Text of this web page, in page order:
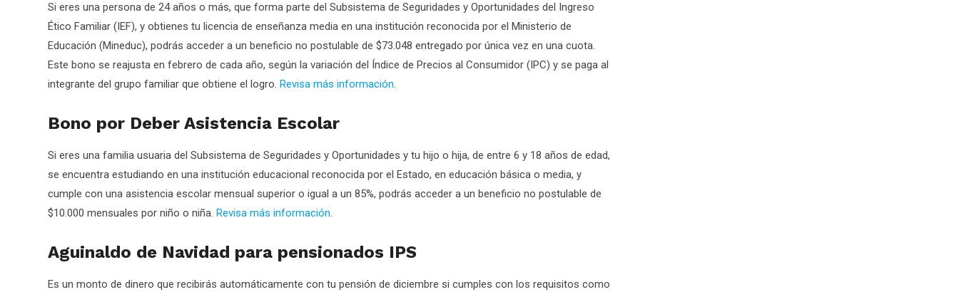
Si eres una persona de 24 años o más, que forma parte del Subsistema de Seguridades y Oportunidades del Ingreso
Ético Familiar (IEF), y obtienes tu licencia de enseñanza media en una institución reconocida por el Ministerio de
Educación (Mineduc), podrás acceder a un beneficio no postulable de $73.048 entregado por única vez en una cuota.
Este bono se reajusta en febrero de cada año, según la variación del Índice de Precios al Consumidor (IPC) y se paga al
integrante del grupo familiar que obtiene el logro. Revisa más información.
Bono por Deber Asistencia Escolar
Si eres una familia usuaria del Subsistema de Seguridades y Oportunidades y tu hijo o hija, de entre 6 y 18 años de edad,
se encuentra estudiando en una institución educacional reconocida por el Estado, en educación básica o media, y
cumple con una asistencia escolar mensual superior o igual a un 85%, podrás acceder a un beneficio no postulable de
$10.000 mensuales por niño o niña. Revisa más información.
Aguinaldo de Navidad para pensionados IPS
Es un monto de dinero que recibirás automáticamente con tu pensión de diciembre si cumples con los requisitos como